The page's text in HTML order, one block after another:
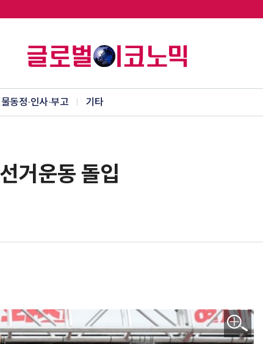
동정·인사·부고 기타
거운동 돌입